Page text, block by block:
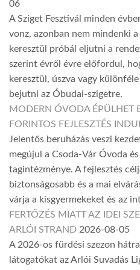
06
A Sziget Fesztivál minden
vonz, azonban nem mindenki
keresztül próbál eljutni a
szerint évről évre előfordul,
keresztül, úszva vagy
bejutni az Óbudai-szigetre.
MODERN ÓVODA ÉPÜLHET
FORINTOS FEJLESZTÉS
Jelentős beruházás veszi
megújul a Csoda-Vár Óvoda
tagintézménye. A fejlesztés
biztonságosabb és a mai
várja a kisgyermekeket és az
FERTŐZÉS MIATT AZ IDEI
ARLÓI STRAND 2026-08-05
A 2026-os fürdési szezon
látogatókat az Arlói Suvadás